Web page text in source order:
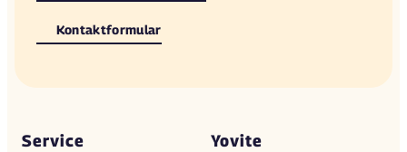
Kontaktformular
Service Yovite